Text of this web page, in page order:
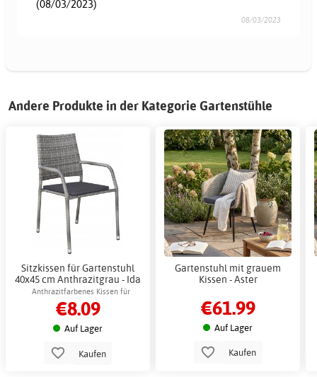
(08/03/2023)
08/03/2023
Andere Produkte in der Kategorie Gartenstühle
Sitzkissen für Gartenstuhl
40x45 cm Anthrazitgrau - Ida
Anthrazitfarbenes Kissen für
komfortable Nutzung im Freien
€8.09
Auf Lager
Kaufen
Gartenstuhl mit grauem
Kissen - Aster
€61.99
Auf Lager
Kaufen